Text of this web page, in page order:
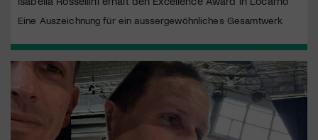
Eine Auszeichnung für ein aussergewöhnliches Gesamtwerk